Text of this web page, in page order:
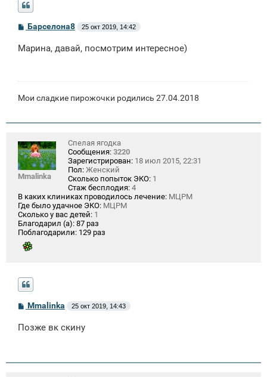
С
б
Барселона8 25 окт 2019, 14:42
Марина, давай, посмотрим интересное)
Мои сладкие пирожочки родились 27.04.2018
Mmalinka
Спелая ягодка
Сообщения: 3220
Зарегистрирован: 18 июл 2015, 22:31
Пол: Женский
Сколько попыток ЭКО: 1
Стаж бесплодия: 4
В каких клиниках проводилось лечение: МЦРМ
Где было удачное ЭКО: МЦРМ
Сколько у вас детей: 1
Благодарил (а): 87 раз
Поблагодарили: 129 раз
С
о
б
и
Mmalinka 25 окт 2019, 14:43
Позже вк скину